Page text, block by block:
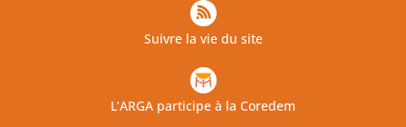
Suivre la vie du site
L’ARGA participe à la Coredem